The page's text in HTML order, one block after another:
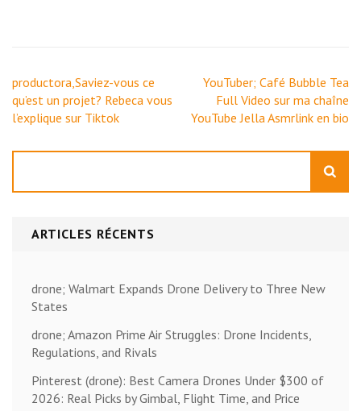
Navigation
de
l’article
productora,Saviez-vous ce
qu’est un projet? Rebeca vous
l’explique sur Tiktok
YouTuber; Café Bubble Tea
Full Video sur ma chaîne
YouTube Jella Asmrlink en bio
ARTICLES RÉCENTS
drone; Walmart Expands Drone Delivery to Three New
States
drone; Amazon Prime Air Struggles: Drone Incidents,
Regulations, and Rivals
Pinterest (drone): Best Camera Drones Under $300 of
2026: Real Picks by Gimbal, Flight Time, and Price